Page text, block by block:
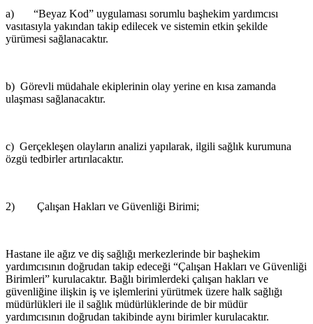
a) “Beyaz Kod” uygulaması sorumlu başhekim yardımcısı
vasıtasıyla yakından takip edilecek ve sistemin etkin şekilde
yürümesi sağlanacaktır.
b) Görevli müdahale ekiplerinin olay yerine en kısa zamanda
ulaşması sağlanacaktır.
c) Gerçekleşen olayların analizi yapılarak, ilgili sağlık kurumuna
özgü tedbirler artırılacaktır.
2) Çalışan Hakları ve Güvenliği Birimi;
Hastane ile ağız ve diş sağlığı merkezlerinde bir başhekim
yardımcısının doğrudan takip edeceği “Çalışan Hakları ve Güvenliği
Birimleri” kurulacaktır. Bağlı birimlerdeki çalışan hakları ve
güvenliğine ilişkin iş ve işlemlerini yürütmek üzere halk sağlığı
müdürlükleri ile il sağlık müdürlüklerinde de bir müdür
yardımcısının doğrudan takibinde aynı birimler kurulacaktır.